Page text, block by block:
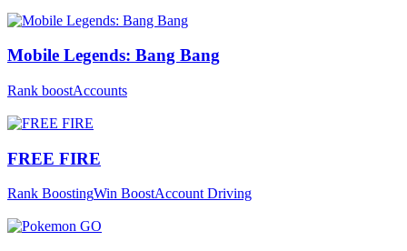
Mobile Legends: Bang Bang
Rank boostAccounts
FREE FIRE
Rank BoostingWin BoostAccount Driving